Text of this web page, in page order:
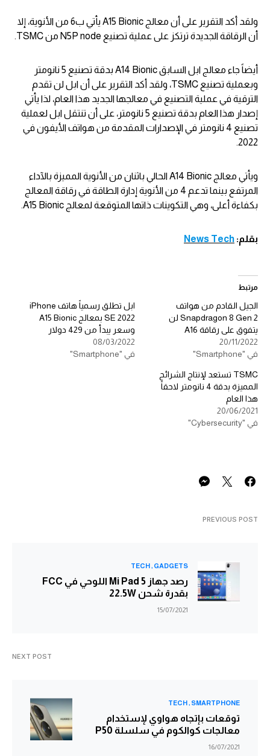
ولقد أكد التقرير على أن معالج A15 Bionic يأتي ب6 من الأنوية، إلا
أن الرقاقة الجديدة ترتكز على عملية تصنيع N5P node من TSMC.
أيضاً جاء معالج ابل السابق A14 Bionic بدقة تصنيع 5 نانومتر
وبعملية تصنيع TSMC، ولقد أكد التقرير على أن ابل لن تقدم
الترقية في عملية التصنيع في معالجها الجديد هذا العام، لذا يأتي
إصدار هذا العام بدقة تصنيع 5 نانومتر، على أن تنتقل ابل لعملية
تصنيع 4 نانومتر في الإصدارات المقدمة من هواتف الأيفون في
2022.
ويأتي معالج A14 Bionic الحالي باثنان من الأنوية المميزة بالآداء
المرتفع بينما تدعم 4 من الأنوية إدارة الطاقة في رقاقة المعالج
بكفاءة أعلى، وهي التكوينات ذاتها المتوقعة لمعالج A15 Bionic.
بقلم: News Tech
مرتبط
الجيل القادم من هواتف
Snapdragon 8 Gen 2 لن
يتفوق على رقاقة A16
20/11/2022
في "Smartphone"
ابل تطلق رسمياً هاتف iPhone
SE 2022 بمعالج A15 Bionic
وسعر يبدأ من 429 دولار
08/03/2022
في "Smartphone"
TSMC تستعد لإنتاج الشرائح
المميزة بدقة 4 نانومتر لاحقاً
هذا العام
20/06/2021
في "Cybersecurity"
PREVIOUS POST
GADGETS
TECH
رصد جهاز Mi Pad 5 اللوحي في FCC
بقدرة شحن 22.5W
15/07/2021
NEXT POST
SMARTPHONE
TECH
توقعات بإتجاه هواوي لإستخدام
معالجات كوالكوم في سلسلة P50
16/07/2021